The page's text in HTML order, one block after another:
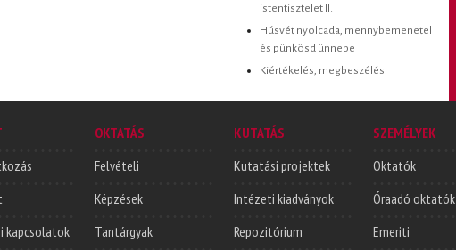
istentisztelet II.
Húsvét nyolcada, mennybemenetel
és pünkösd ünnepe
Kiértékelés, megbeszélés
kapcsolatok
OKTATÁS
Felvételi
Képzések
Tantárgyak
KUTATÁS
Kutatási projektek
Intézeti kiadványok
Repozitórium
SZEMÉLYEK
Oktatók
Óraadó oktatók
Emeriti